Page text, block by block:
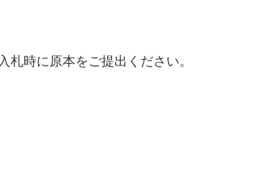
時に原本をご提出ください。